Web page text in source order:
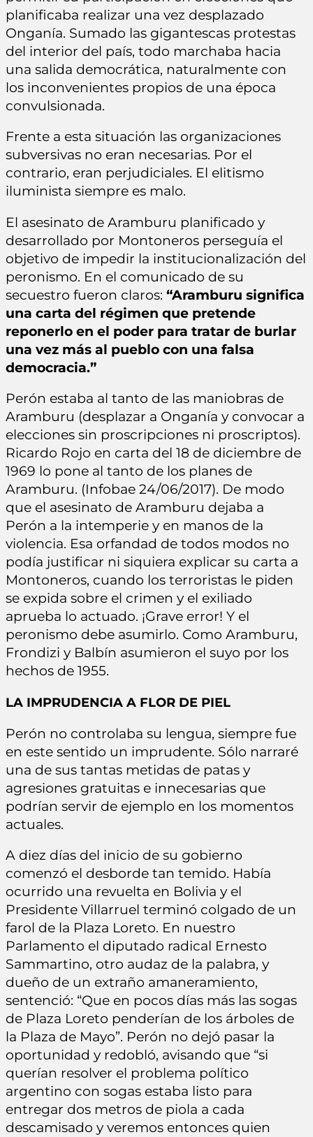
planificaba realizar una vez desplazado
Onganía. Sumado las gigantescas protestas
del interior del país, todo marchaba hacia
una salida democrática, naturalmente con
los inconvenientes propios de una época
convulsionada.
Frente a esta situación las organizaciones
subversivas no eran necesarias. Por el
contrario, eran perjudiciales. El elitismo
iluminista siempre es malo.
El asesinato de Aramburu planificado y
desarrollado por Montoneros perseguía el
objetivo de impedir la institucionalización del
peronismo. En el comunicado de su
secuestro fueron claros: “Aramburu significa
una carta del régimen que pretende
reponerlo en el poder para tratar de burlar
una vez más al pueblo con una falsa
democracia.”
Perón estaba al tanto de las maniobras de
Aramburu (desplazar a Onganía y convocar a
elecciones sin proscripciones ni proscriptos).
Ricardo Rojo en carta del 18 de diciembre de
1969 lo pone al tanto de los planes de
Aramburu. (Infobae 24/06/2017). De modo
que el asesinato de Aramburu dejaba a
Perón a la intemperie y en manos de la
violencia. Esa orfandad de todos modos no
podía justificar ni siquiera explicar su carta a
Montoneros, cuando los terroristas le piden
se expida sobre el crimen y el exiliado
aprueba lo actuado. ¡Grave error! Y el
peronismo debe asumirlo. Como Aramburu,
Frondizi y Balbín asumieron el suyo por los
hechos de 1955.
LA IMPRUDENCIA A FLOR DE PIEL
Perón no controlaba su lengua, siempre fue
en este sentido un imprudente. Sólo narraré
una de sus tantas metidas de patas y
agresiones gratuitas e innecesarias que
podrían servir de ejemplo en los momentos
actuales.
A diez días del inicio de su gobierno
comenzó el desborde tan temido. Había
ocurrido una revuelta en Bolivia y el
Presidente Villarruel terminó colgado de un
farol de la Plaza Loreto. En nuestro
Parlamento el diputado radical Ernesto
Sammartino, otro audaz de la palabra, y
dueño de un extraño amaneramiento,
sentenció: “Que en pocos días más las sogas
de Plaza Loreto penderían de los árboles de
la Plaza de Mayo”. Perón no dejó pasar la
oportunidad y redobló, avisando que “si
querían resolver el problema político
argentino con sogas estaba listo para
entregar dos metros de piola a cada
descamisado y veremos entonces quien